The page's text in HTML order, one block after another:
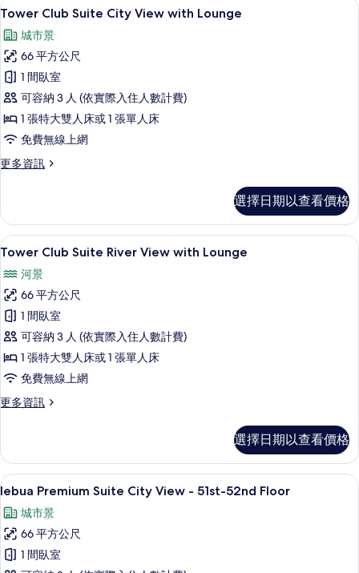
的
情
顯
示
Tower
Club
Suite
City
View
with
Lounge
的
有
相
片
13
Tower Club Suite City View with Lounge
城市景
66 平方公尺
1 間臥室
可容納 3 人 (依實際入住人數計費)
1 張特大雙人床或 1 張單人床
免費無線上網
更多資訊
更
Suite
City
View
Lounge
的
詳
情
選擇日期以查看價格
顯
Tower
Club
Suite
River
View
with
Lounge
的
有
相
片
Tower Club Suite River View with
13
Tower Club Suite River View with Lounge
河景
66 平方公尺
1 間臥室
可容納 3 人 (依實際入住人數計費)
1 張特大雙人床或 1 張單人床
免費無線上網
更多資訊
更
Suite
River
View
Lounge
的
詳
情
選擇日期以查看價格
顯
示
lebua
Premium
Suite
1 間臥室、埃及棉床單、高級寢具、客
8
lebua Premium Suite City View - 51st-52nd Floor
城市景
66 平方公尺
1 間臥室